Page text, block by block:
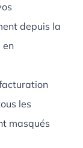
depuis la
en
les
masqués